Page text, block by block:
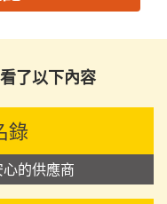
了以下內容
錄
的供應商